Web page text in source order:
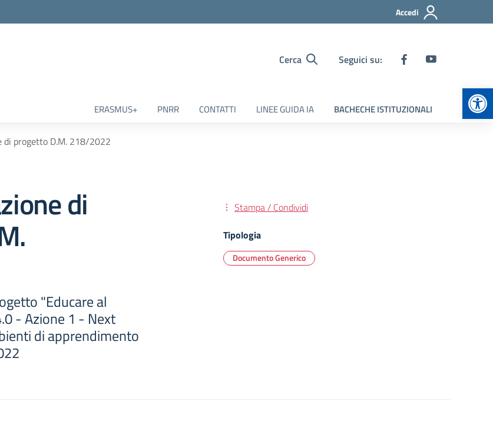
Accedi
Cerca Seguici su:
ERASMUS+ PNRR CONTATTI LINEE GUIDA IA BACHECHE ISTITUZIONALI
di progetto D.M. 218/2022
di
"Educare al
- Azione 1 - Next
di apprendimento
Stampa / Condividi
Tipologia
Documento Generico